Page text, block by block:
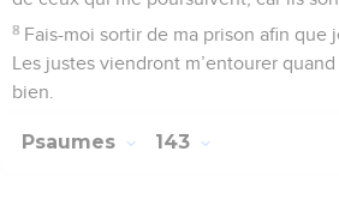
8 Fais-moi sortir de ma prison afin que
Les justes viendront m’entourer quand
bien.
Psaumes 143